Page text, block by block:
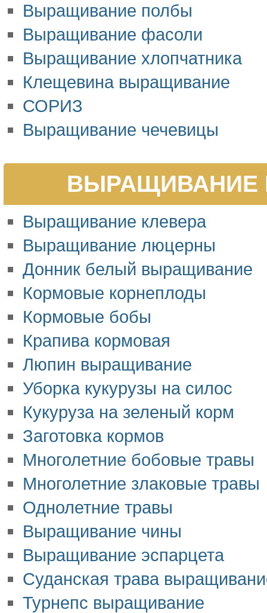
Выращивание полбы
Выращивание фасоли
Выращивание хлопчатника
Клещевина выращивание
СОРИЗ
Выращивание чечевицы
ВЫРАЩИВАНИЕ
Выращивание клевера
Выращивание люцерны
Донник белый выращивание
Кормовые корнеплоды
Кормовые бобы
Крапива кормовая
Люпин выращивание
Уборка кукурузы на силос
Кукуруза на зеленый корм
Заготовка кормов
Многолетние бобовые травы
Многолетние злаковые травы
Однолетние травы
Выращивание чины
Выращивание эспарцета
Суданская трава
Турнепс выращивание